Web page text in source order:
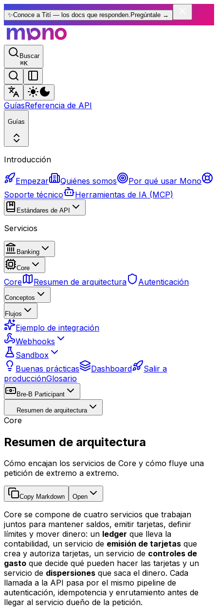
✨Conoce a Tití — los docs que responden. Pregúntale →
Buscar
⌘K
GuíasReferencia de API
Guías
Introducción
Empezar Quiénes somos
Por qué usar Mono
Soporte técnico
Herramientas de IA (MCP)
Estándares de API
Servicios
Banking
Core
Core Resumen de arquitectura Autenticación
Conceptos
Flujos
Ejemplo de integración
Webhooks
Sandbox
Buenas prácticas
Dashboard
Salir a
producciónGlosario
Bre-B Participant
Resumen de arquitectura
Core
Resumen de arquitectura
Cómo encajan los servicios de Core y cómo fluye una
petición de extremo a extremo.
Copy Markdown Open
Core se compone de cuatro servicios que trabajan
juntos para mantener saldos, emitir tarjetas, definir
límites y mover dinero: un ledger que lleva la
contabilidad, un servicio de emisión de tarjetas que
crea y autoriza tarjetas, un servicio de controles de
gasto que decide qué pueden hacer las tarjetas y un
servicio de dispersiones que saca el dinero. Cada
llamada a la API pasa por el mismo pipeline de
autenticación, idempotencia y enrutamiento antes de
llegar al servicio dueño de la petición.